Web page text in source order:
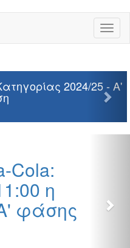
2024/25 - Α'
Cola:
η
φάσης